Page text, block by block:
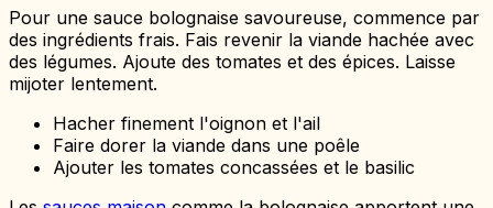
Pour une sauce bolognaise savoureuse, commence par
des ingrédients frais. Fais revenir la viande hachée avec
des légumes. Ajoute des tomates et des épices. Laisse
mijoter lentement.
Hacher finement l'oignon et l'ail
Faire dorer la viande dans une poêle
Ajouter les tomates concassées et le basilic